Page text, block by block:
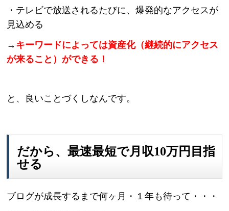
・テレビで放送されるたびに、爆発的なアクセスが
見込める
→ キーワードによっては資産化（継続的にアクセス
が来ること）ができる！
と、良いことづくしなんです。
だから、最速最短で月収10万円目指
せる
ブログが成長するまで何ヶ月・１年も待って・・・